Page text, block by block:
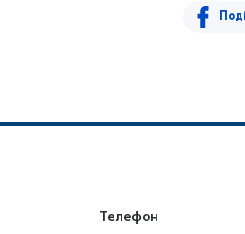
Телефон